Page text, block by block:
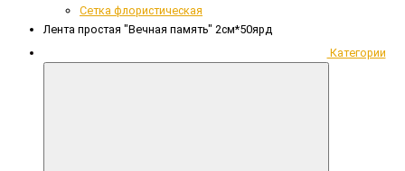
Категории
Сетка флористическая
Лента простая "Вечная память" 2см*50ярд